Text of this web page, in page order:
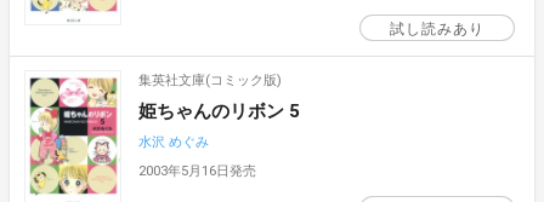
試し読みあり
集英社文庫(コミック版)
姫ちゃんのリボン 5
水沢 めぐみ
2003年5月16日発売